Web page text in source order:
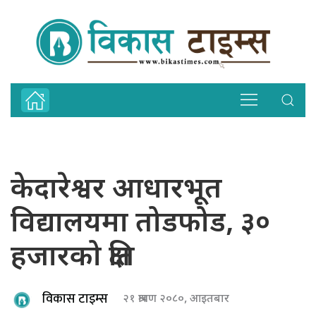
केदारेश्वर आधारभूत
विद्यालयमा तोडफोड, ३०
हजारको क्षति
विकास टाइम्स २१ श्रावण २०८०, आइतबार